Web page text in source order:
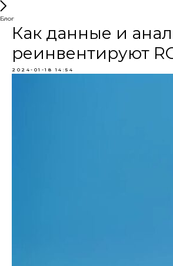
Блог
Как данные и
реинвентируют
2024-01-18 14:54